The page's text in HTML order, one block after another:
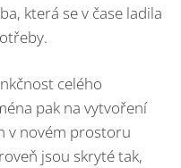
která se v čase ladila
celého
pak na vytvoření
v novém prostoru
jsou skryté tak,